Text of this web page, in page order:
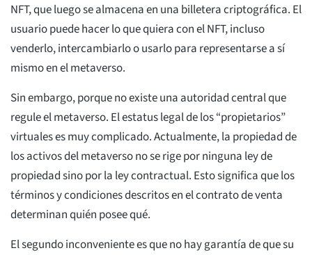
NFT, que luego se almacena en una billetera criptográfica. El
usuario puede hacer lo que quiera con el NFT, incluso
venderlo, intercambiarlo o usarlo para representarse a sí
mismo en el metaverso.
Sin embargo, porque no existe una autoridad central que
regule el metaverso. El estatus legal de los “propietarios”
virtuales es muy complicado. Actualmente, la propiedad de
los activos del metaverso no se rige por ninguna ley de
propiedad sino por la ley contractual. Esto significa que los
términos y condiciones descritos en el contrato de venta
determinan quién posee qué.
El segundo inconveniente es que no hay garantía de que su